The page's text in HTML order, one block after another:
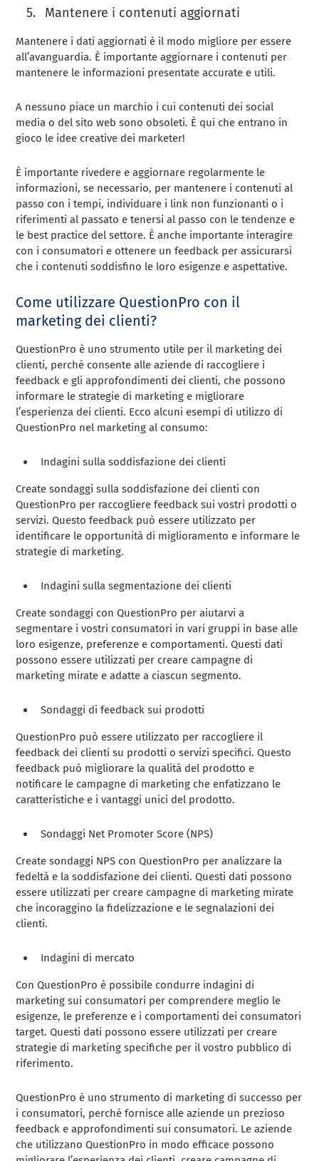
Mantenere i contenuti aggiornati
Mantenere i dati aggiornati è il modo migliore per essere
all’avanguardia. È importante aggiornare i contenuti per
mantenere le informazioni presentate accurate e utili.
A nessuno piace un marchio i cui contenuti dei social
media o del sito web sono obsoleti. È qui che entrano in
gioco le idee creative dei marketer!
È importante rivedere e aggiornare regolarmente le
informazioni, se necessario, per mantenere i contenuti al
passo con i tempi, individuare i link non funzionanti o i
riferimenti al passato e tenersi al passo con le tendenze e
le best practice del settore. È anche importante interagire
con i consumatori e ottenere un feedback per assicurarsi
che i contenuti soddisfino le loro esigenze e aspettative.
Come utilizzare QuestionPro con il
marketing dei clienti?
QuestionPro è uno strumento utile per il marketing dei
clienti, perché consente alle aziende di raccogliere i
feedback e gli approfondimenti dei clienti, che possono
informare le strategie di marketing e migliorare
l’esperienza dei clienti. Ecco alcuni esempi di utilizzo di
QuestionPro nel marketing al consumo:
Indagini sulla soddisfazione dei clienti
Create sondaggi sulla soddisfazione dei clienti con
QuestionPro per raccogliere feedback sui vostri prodotti o
servizi. Questo feedback può essere utilizzato per
identificare le opportunità di miglioramento e informare le
strategie di marketing.
Indagini sulla segmentazione dei clienti
Create sondaggi con QuestionPro per aiutarvi a
segmentare i vostri consumatori in vari gruppi in base alle
loro esigenze, preferenze e comportamenti. Questi dati
possono essere utilizzati per creare campagne di
marketing mirate e adatte a ciascun segmento.
Sondaggi di feedback sui prodotti
QuestionPro può essere utilizzato per raccogliere il
feedback dei clienti su prodotti o servizi specifici. Questo
feedback può migliorare la qualità del prodotto e
notificare le campagne di marketing che enfatizzano le
caratteristiche e i vantaggi unici del prodotto.
Sondaggi Net Promoter Score (NPS)
Create sondaggi NPS con QuestionPro per analizzare la
fedeltà e la soddisfazione dei clienti. Questi dati possono
essere utilizzati per creare campagne di marketing mirate
che incoraggino la fidelizzazione e le segnalazioni dei
clienti.
Indagini di mercato
Con QuestionPro è possibile condurre indagini di
marketing sui consumatori per comprendere meglio le
esigenze, le preferenze e i comportamenti dei consumatori
target. Questi dati possono essere utilizzati per creare
strategie di marketing specifiche per il vostro pubblico di
riferimento.
QuestionPro è uno strumento di marketing di successo per
i consumatori, perché fornisce alle aziende un prezioso
feedback e approfondimenti sui consumatori. Le aziende
che utilizzano QuestionPro in modo efficace possono